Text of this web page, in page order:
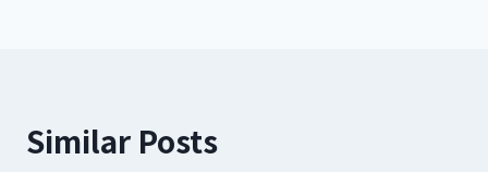
Similar Posts